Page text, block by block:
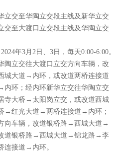
立交至华陶立交段主线及新华立交
交至大渡口立交段主线及华陶立交
年3月2日、3日，每天0:00-6:00。
陶立交往大渡口立交方向车辆，改
大道→内环，或改道两桥连接道
环；经内环新华立交往华陶立交
寺大桥→太阳岗立交，或改道西城
→红光大道→两桥连接道→内环；
向车辆，改道银桥路→西城大道→
道银桥路→西城大道→锦龙路→李
接道→内环。